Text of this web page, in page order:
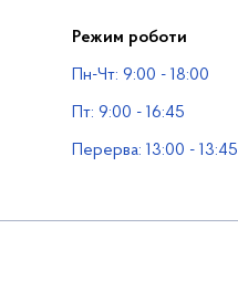
Режим роботи
Пн-Чт: 9:00 - 18:00
Пт: 9:00 - 16:45
Перерва: 13:00 - 13:45